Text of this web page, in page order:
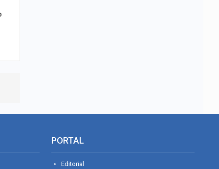
PORTAL
Editorial